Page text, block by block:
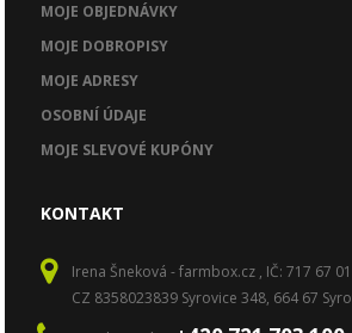
MOJE OBJEDNÁVKY
MOJE DOBROPISY
MOJE ADRESY
OSOBNÍ ÚDAJE
MOJE SLEVOVÉ KUPÓNY
KONTAKT
Irena Šneková - farmbox.cz , IČ: 717 67
CZ 8358023839 Syrovice 348, 664 67